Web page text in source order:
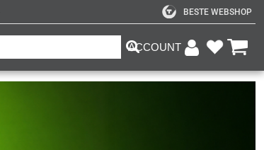
BESTE WEBSHOP
ACCOUNT